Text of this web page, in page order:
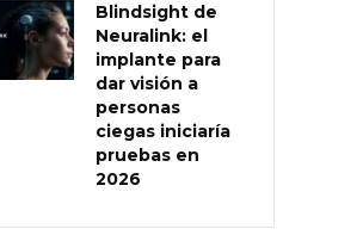
Blindsight de
Neuralink: el
implante para
dar visión a
personas
ciegas iniciaría
pruebas en
2026